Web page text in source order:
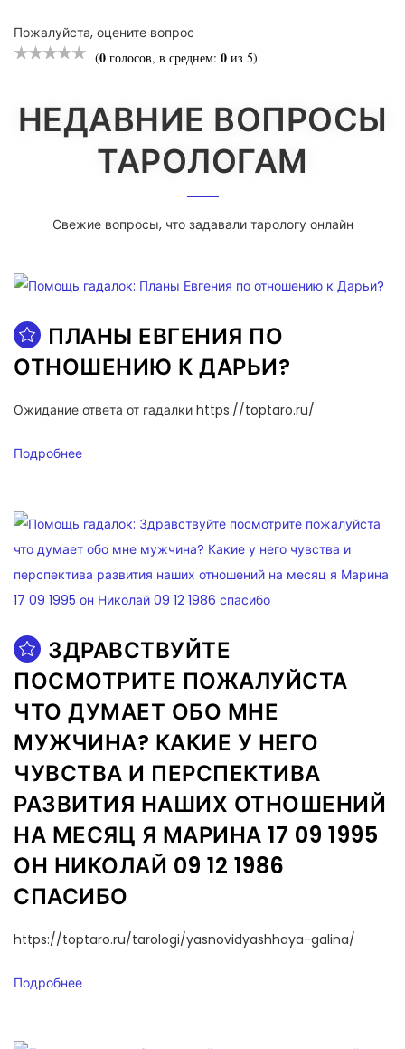
Пожалуйста, оцените вопрос
(0 голосов, в среднем: 0 из 5)
НЕДАВНИЕ ВОПРОСЫ
ТАРОЛОГАМ
Свежие вопросы, что задавали тарологу онлайн
ПЛАНЫ ЕВГЕНИЯ ПО
ОТНОШЕНИЮ К ДАРЬИ?
Ожидание ответа от гадалки https://toptaro.ru/
Подробнее
ЗДРАВСТВУЙТЕ
ПОСМОТРИТЕ ПОЖАЛУЙСТА
ЧТО ДУМАЕТ ОБО МНЕ
МУЖЧИНА? КАКИЕ У НЕГО
ЧУВСТВА И ПЕРСПЕКТИВА
РАЗВИТИЯ НАШИХ ОТНОШЕНИЙ
НА МЕСЯЦ Я МАРИНА 17 09 1995
ОН НИКОЛАЙ 09 12 1986
СПАСИБО
https://toptaro.ru/tarologi/yasnovidyashhaya-galina/
Подробнее